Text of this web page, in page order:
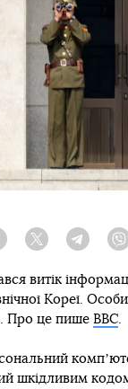
Facebook Twitter
витік
Кореї.
Про це пише BBC.
шкідливим